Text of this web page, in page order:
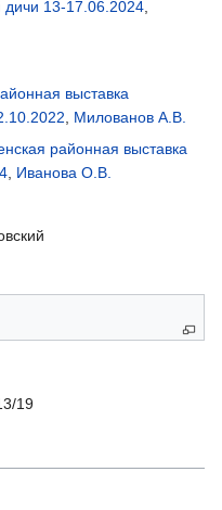
дичи 13-17.06.2024
выставка
Милованов А.В.
районная выставка
Иванова О.В.
19